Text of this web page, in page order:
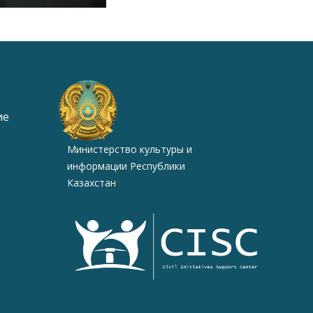
Министерство культуры и
информации Республики
Казахстан